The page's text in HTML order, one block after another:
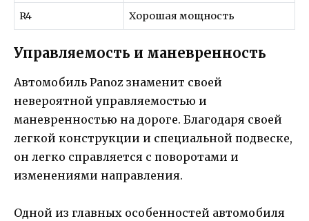
R4 Хорошая мощность
Управляемость и маневренность
Автомобиль Panoz знаменит своей
невероятной управляемостью и
маневренностью на дороге. Благодаря своей
легкой конструкции и специальной подвеске,
он легко справляется с поворотами и
изменениями направления.
Одной из главных особенностей автомобиля